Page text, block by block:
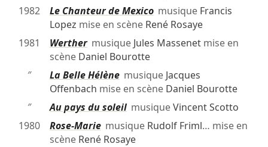
1982
Le Chanteur de Mexicomusique Francis
Lopez mise en scène René Rosaye
1981
Werthermusique Jules Massenetmise en
scène Daniel Bourotte
″
La Belle Hélènemusique Jacques
Offenbach mise en scène Daniel Bourotte
″
Au pays du soleilmusiqueVincent Scotto
1980
Rose-Mariemusique Rudolf Friml… mise en
scène René Rosaye